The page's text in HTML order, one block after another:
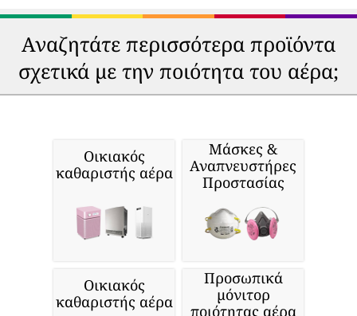
Αναζητάτε περισσότερα προϊόντα
σχετικά με την ποιότητα του αέρα;
Οικιακός
καθαριστής αέρα
Μάσκες &
Αναπνευστήρες
Προστασίας
Οικιακός
καθαριστής αέρα
Προσωπικά
μόνιτορ
ποιότητας αέρα